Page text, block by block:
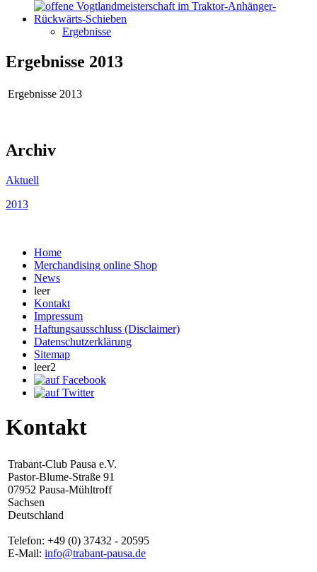
Ergebnisse
Ergebnisse 2013
Ergebnisse 2013
Archiv
Aktuell
2013
Home
Merchandising online Shop
News
leer
Kontakt
Impressum
Haftungsausschluss (Disclaimer)
Datenschutzerklärung
Sitemap
leer2
Kontakt
Trabant-Club Pausa e.V.
Pastor-Blume-Straße 91
07952 Pausa-Mühltroff
Sachsen
Deutschland
Telefon: +49 (0) 37432 - 20595
E-Mail: info@trabant-pausa.de